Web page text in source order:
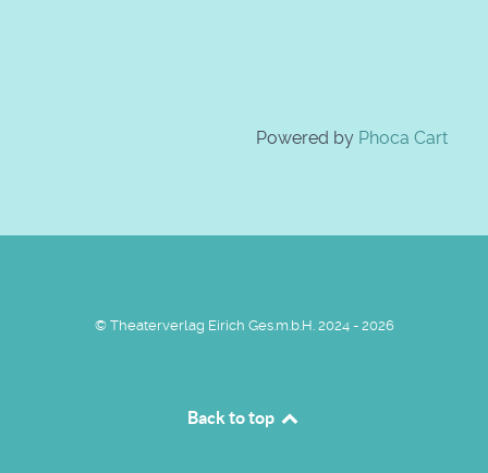
Powered by Phoca Cart
© Theaterverlag Eirich Ges.m.b.H. 2024 - 2026
Back to top